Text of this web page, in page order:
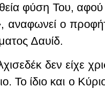
φύ­ση Του,
, α­να­φω­νεί ο
Δαυ­ίδ.
δεν εί­χε
Το ί­διο και ο